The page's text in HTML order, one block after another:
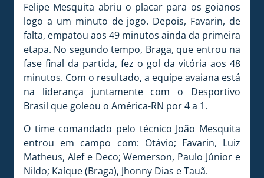
Felipe Mesquita abriu o placar para os goianos
logo a um minuto de jogo. Depois, Favarin, de
falta, empatou aos 49 minutos ainda da primeira
etapa. No segundo tempo, Braga, que entrou na
fase final da partida, fez o gol da vitória aos 48
minutos. Com o resultado, a equipe avaiana está
na liderança juntamente com o Desportivo
Brasil que goleou o América-RN por 4 a 1.
O time comandado pelo técnico João Mesquita
entrou em campo com: Otávio; Favarin, Luiz
Matheus, Alef e Deco; Wemerson, Paulo Júnior e
Nildo; Kaíque (Braga), Jhonny Dias e Tauã.